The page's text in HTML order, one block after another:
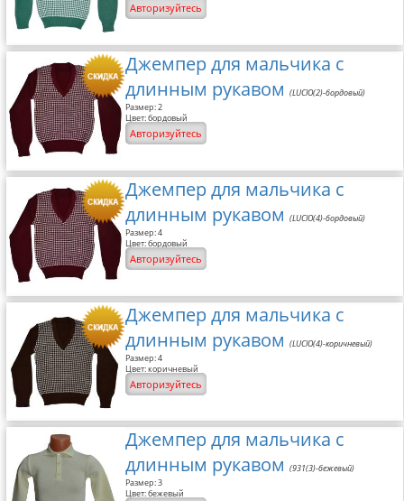
Авторизуйтесь
Джемпер для мальчика с
длинным рукавом (LUCIO(2)-бордовый)
Размер: 2
Цвет: бордовый
Авторизуйтесь
Джемпер для мальчика с
длинным рукавом (LUCIO(4)-бордовый)
Размер: 4
Цвет: бордовый
Авторизуйтесь
Джемпер для мальчика с
длинным рукавом (LUCIO(4)-коричневый)
Размер: 4
Цвет: коричневый
Авторизуйтесь
Джемпер для мальчика с
длинным рукавом (931(3)-бежевый)
Размер: 3
Цвет: бежевый